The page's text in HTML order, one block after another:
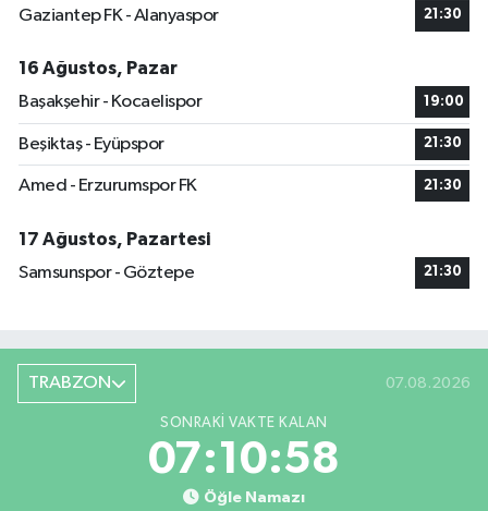
Gaziantep FK - Alanyaspor 21:30
16 Ağustos, Pazar
Başakşehir - Kocaelispor
19:00
Beşiktaş - Eyüpspor 21:30
Amed - Erzurumspor FK 21:30
17 Ağustos, Pazartesi
Samsunspor - Göztepe
21:30
TRABZON 07.08.2026
SONRAKI VAKTE KALAN
07:10:57
Öğle Namazı